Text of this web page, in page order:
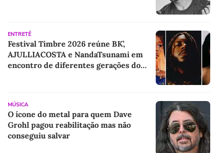
ENTRETÊ
Festival Timbre 2026 reúne BK’,
AJULLIACOSTA e NandaTsunami em
encontro de diferentes gerações do
MÚSICA
O ícone do metal para quem Dave
Grohl pagou reabilitação mas não
conseguiu salvar